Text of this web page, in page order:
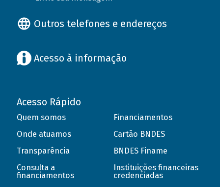
Outros telefones e endereços
Acesso à informação
Acesso Rápido
Quem somos
Onde atuamos
Transparência
Consulta a
financiamentos
Financiamentos
Cartão BNDES
BNDES Finame
Instituições financeiras
credenciadas